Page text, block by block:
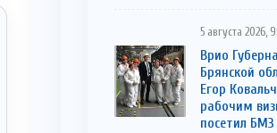
5 августа 2026,
Врио
Брянской
Егор
рабочим
посетил БМЗ